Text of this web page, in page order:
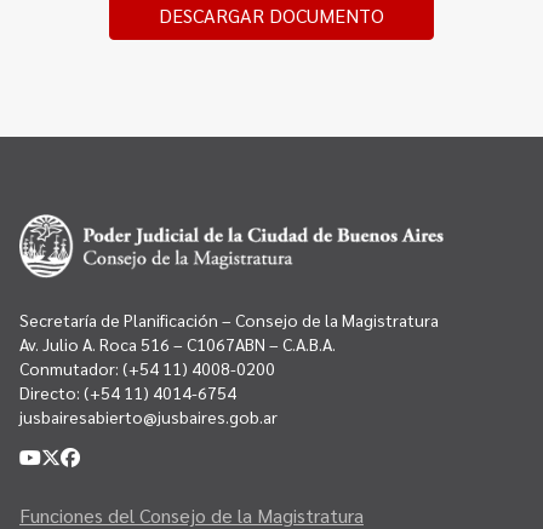
DESCARGAR DOCUMENTO
Secretaría de Planificación – Consejo de la Magistratura
Av. Julio A. Roca 516 – C1067ABN – C.A.B.A.
Conmutador: (+54 11) 4008-0200
Directo: (+54 11) 4014-6754
jusbairesabierto@jusbaires.gob.ar
Funciones del Consejo de la Magistratura